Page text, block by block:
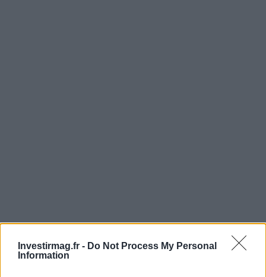
Investirmag.fr - Do Not Process My Personal
Information
Continuez la lecture